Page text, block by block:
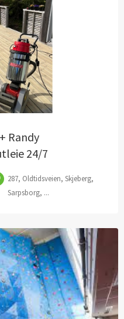
Randy
24/7
287, Oldtidsveien, Skjeberg,
Sarpsborg, ...